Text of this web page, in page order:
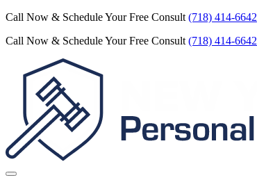
Call Now & Schedule Your Free Consult (718) 414-6642
Call Now & Schedule Your Free Consult (718) 414-6642